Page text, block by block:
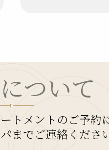
ついて
トメントのご予約
までご連絡ください